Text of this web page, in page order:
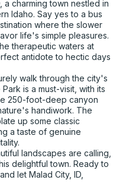
a charming town nestled in
Idaho. Say yes to a bus
where the slower
life's simple pleasures.
therapeutic waters at
antidote to hectic days
walk through the city's
is a must-visit, with its
250-foot-deep canyon
handiwork. The
up some classic
a taste of genuine
landscapes are calling,
delightful town. Ready to
let Malad City, ID,